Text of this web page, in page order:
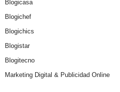
Blogicasa
Blogichef
Blogichics
Blogistar
Blogitecno
Marketing Digital & Publicidad Online